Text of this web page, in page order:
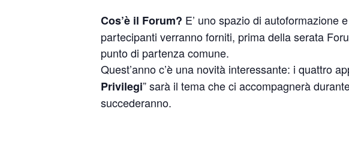
Cos’è il Forum? E’ uno spazio di autoformazione
partecipanti verranno forniti, prima della serata
punto di partenza comune.
Quest’anno c’è una novità interessante: i quattro
Privilegi” sarà il tema che ci accompagnerà
succederanno.